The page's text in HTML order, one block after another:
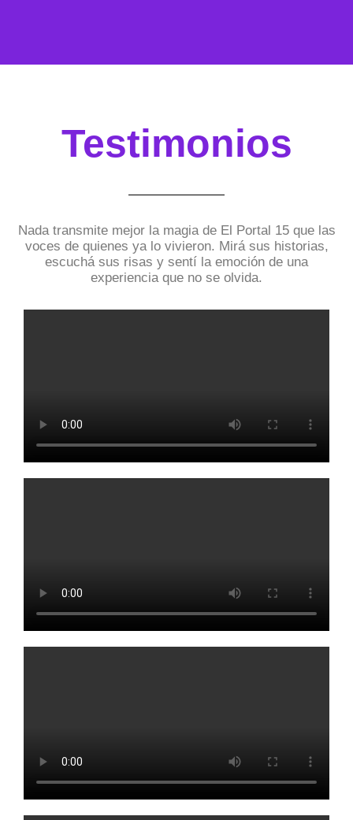
Testimonios
Nada transmite mejor la magia de El Portal 15 que las
voces de quienes ya lo vivieron. Mirá sus historias,
escuchá sus risas y sentí la emoción de una
experiencia que no se olvida.